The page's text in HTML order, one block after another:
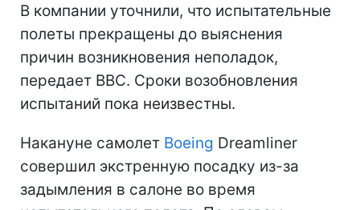
В компании уточнили, что испытательные
полеты прекращены до выяснения
причин возникновения неполадок,
передает ВВС. Сроки возобновления
испытаний пока неизвестны.
Накануне самолет Boeing Dreamliner
совершил экстренную посадку из-за
задымления в салоне во время